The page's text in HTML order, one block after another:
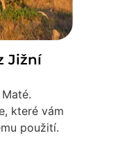
Jižní
které vám
použití.